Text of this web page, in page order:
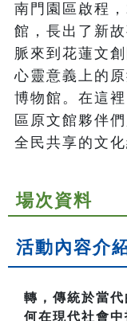
南門園區啟程
館，長出了新
脈來到花蓮文
心靈意義上的
博物館。在這
區原文館夥伴
全民共享的文化
場次資料
活動內容介
轉，傳統於當
何在現代社會